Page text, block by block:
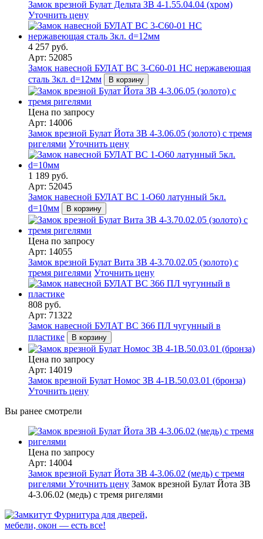
Замок врезной Булат Дельта ЗВ 4-1.55.04.04 (хром)
Уточнить цену
4 257 руб.
Арт: 52085
Замок навесной БУЛАТ ВС 3-С60-01 НС нержавеющая
сталь 3кл. d=12мм
В корзину
Цена по запросу
Арт: 14006
Замок врезной Булат Йота ЗВ 4-3.06.05 (золото) с тремя
ригелями Уточнить цену
1 189 руб.
Арт: 52045
Замок навесной БУЛАТ ВС 1-О60 латунный 5кл.
d=10мм
В корзину
Цена по запросу
Арт: 14055
Замок врезной Булат Вита ЗВ 4-3.70.02.05 (золото) с
тремя ригелями Уточнить цену
808 руб.
Арт: 71322
Замок навесной БУЛАТ ВС 366 ПЛ чугунный в
пластике
В корзину
Цена по запросу
Арт: 14019
Замок врезной Булат Номос ЗВ 4-1В.50.03.01 (бронза)
Уточнить цену
Вы ранее смотрели
Цена по запросу
Арт: 14004
Замок врезной Булат Йота ЗВ 4-3.06.02 (медь) с тремя
ригелями Уточнить цену Замок врезной Булат Йота ЗВ
4-3.06.02 (медь) с тремя ригелями
Фурнитура для дверей,
мебели, окон — есть все!